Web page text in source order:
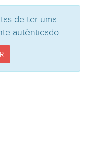
de ter uma
autênticado.